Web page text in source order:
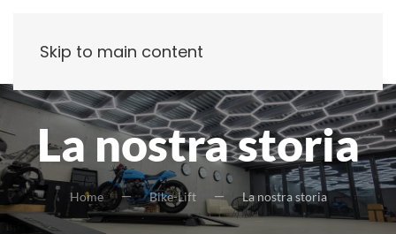
Skip to main content
La nostra storia
Home Bike-Lift La nostra storia